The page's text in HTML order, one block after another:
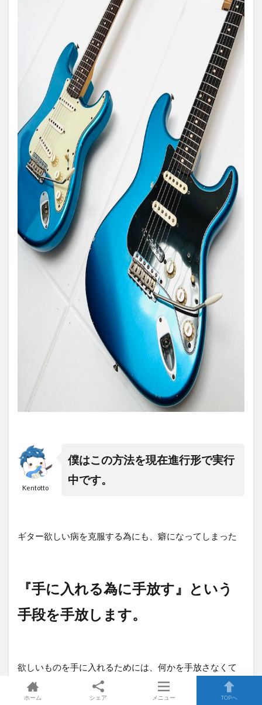
Kentotto
僕はこの方法を現在進行形で実行
中です。
ギター欲しい病を克服する為にも、癖になってしまった
『手に入れる為に手放す』という
手段を手放します。
欲しいものを手に入れるためには、何かを手放さなくて
はいけない。
ホーム シェア メニュー TOPへ